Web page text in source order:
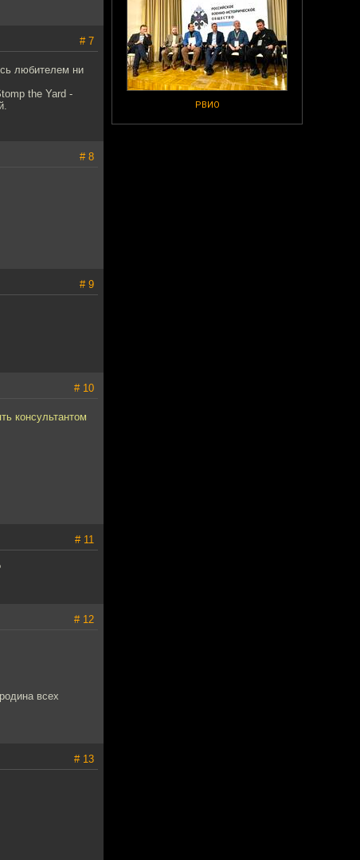
РВИО
# 7
любителем ни
the Yard -
# 8
# 9
# 10
консультантом
# 11
# 12
всех
# 13